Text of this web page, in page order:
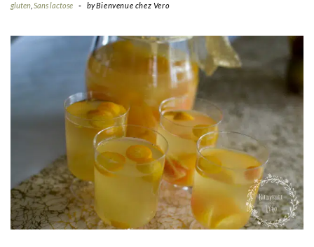
gluten Sans lactose - byBienvenue chez Vero